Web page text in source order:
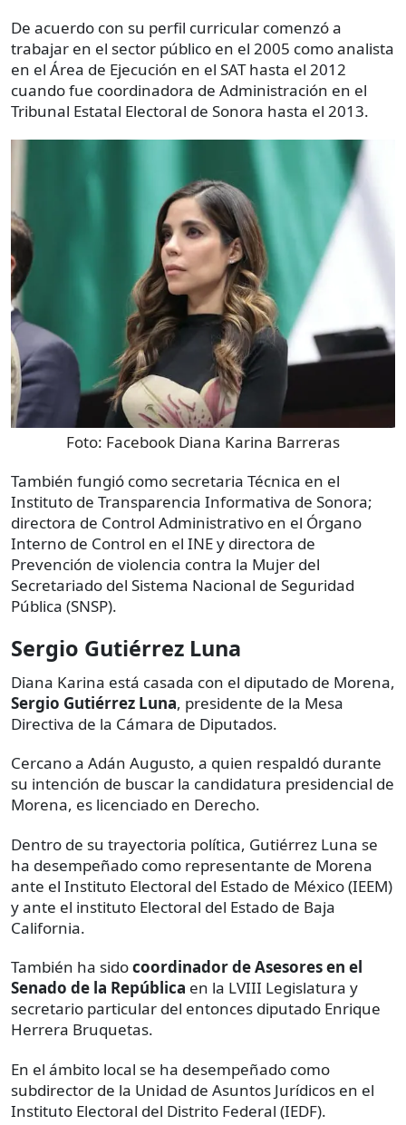
De acuerdo con su perfil curricular comenzó a
trabajar en el sector público en el 2005 como analista
en el Área de Ejecución en el SAT hasta el 2012
cuando fue coordinadora de Administración en el
Tribunal Estatal Electoral de Sonora hasta el 2013.
Foto: Facebook Diana Karina Barreras
También fungió como secretaria Técnica en el
Instituto de Transparencia Informativa de Sonora;
directora de Control Administrativo en el Órgano
Interno de Control en el INE y directora de
Prevención de violencia contra la Mujer del
Secretariado del Sistema Nacional de Seguridad
Pública (SNSP).
Sergio Gutiérrez Luna
Diana Karina está casada con el diputado de Morena,
Sergio Gutiérrez Luna, presidente de la Mesa
Directiva de la Cámara de Diputados.
Cercano a Adán Augusto, a quien respaldó durante
su intención de buscar la candidatura presidencial de
Morena, es licenciado en Derecho.
Dentro de su trayectoria política, Gutiérrez Luna se
ha desempeñado como representante de Morena
ante el Instituto Electoral del Estado de México (IEEM)
y ante el instituto Electoral del Estado de Baja
California.
También ha sidocoordinador de Asesores en el
Senado de la República en la LVIII Legislatura y
secretario particular del entonces diputado Enrique
Herrera Bruquetas.
En el ámbito local se ha desempeñado como
subdirector de la Unidad de Asuntos Jurídicos en el
Instituto Electoral del Distrito Federal (IEDF).